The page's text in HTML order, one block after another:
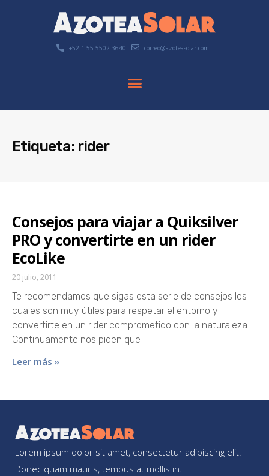
+52 1 55 5502 3640 correo@azoteasolar.com
Etiqueta: rider
Consejos para viajar a Quiksilver
PRO y convertirte en un rider
EcoLike
20 julio, 2011
Te recomendamos que sigas esta serie de consejos los
cuales son muy útiles para respetar el entorno y
convertirte en un rider comprometido con la naturaleza.
Continuamente nos piden que
Leer más »
Lorem ipsum dolor sit amet, consectetur adipiscing elit.
Donec quam mauris, tempus at mollis in.